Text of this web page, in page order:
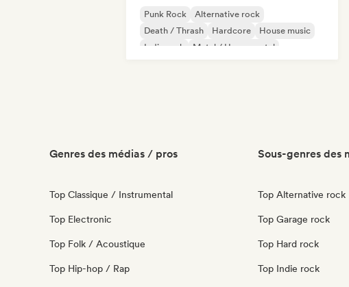
Punk Rock
Alternative rock
Death / Thrash
Hardcore
House music
Indie rock
Metal / Heavy metal
Genres des médias / pros
Top Classique / Instrumental
Top Electronic
Top Folk / Acoustique
Top Hip-hop / Rap
Sous-genres des
Top Alternative rock
Top Garage rock
Top Hard rock
Top Indie rock